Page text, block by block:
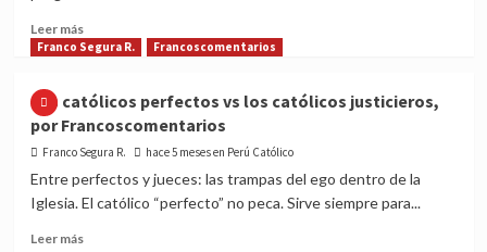
curas,
por
Leer másRead
more
procesiones,
Fiestas
patronales,
Santos
borracheras,
Franco Segura R. Francoscomentarios
Los católicos perfectos vs los católicos justicieros,
por Francoscomentarios
Franco Segura R. hace 5 meses en Perú Católico
Entre perfectos y jueces: las trampas del ego dentro de la
Iglesia. El católico “perfecto” no peca. Sirve siempre para...
Leer másRead